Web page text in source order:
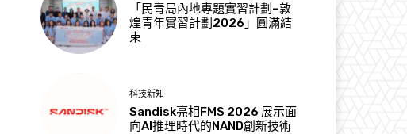
「民青局內地專題實習計劃–敦
煌青年實習計劃2026」圓滿結
束
科技新知
Sandisk亮相FMS 2026 展示面
向AI推理時代的NAND創新技術